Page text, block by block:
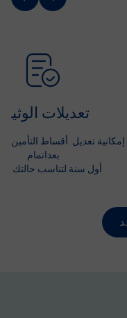
تعديلات
إمكانية تعديل أقساط التأمين
بعداتمام
أول سنة لتناسب حالتك